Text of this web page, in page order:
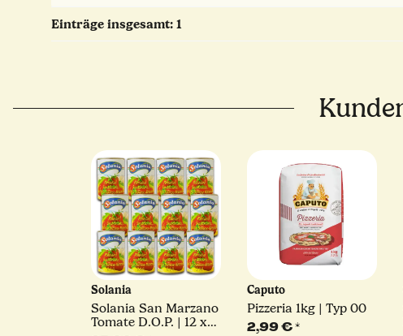
Einträge insgesamt: 1
Solania
Solania San Marzano
Tomate D.O.P. | 12 x
Caputo
Pizzeria 1kg | Typ 00
2,99 €*